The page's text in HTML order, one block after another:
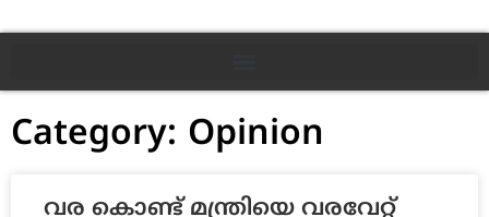
Category: Opinion
വര കൊണ്ട് മന്ത്രിയെ വരവേറ്റ്